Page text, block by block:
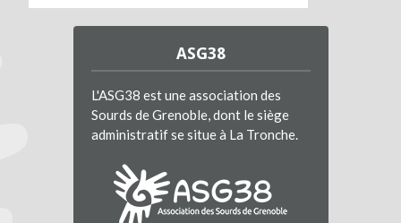
ASG38
L'ASG38 est une association des
Sourds de Grenoble, dont le siège
administratif se situe à La Tronche.